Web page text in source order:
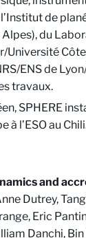
de
du
Université
ENS de
travaux.
SPHERE
à l’ESO au
and
Dutrey,
Eric
Danchi,